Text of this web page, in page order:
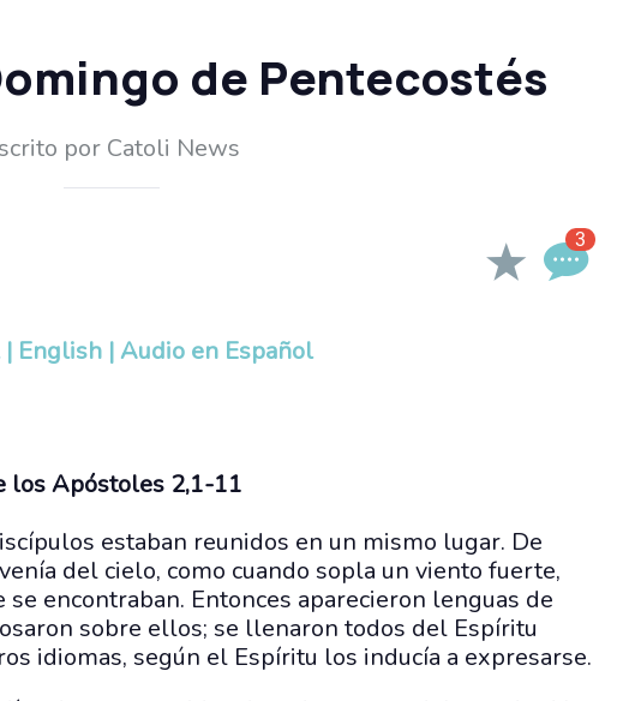
de Pentecostés
por Catoli News
3
| English | Audio en Español
los Apóstoles 2,1-11
estaban reunidos en un mismo lugar. De
del cielo, como cuando sopla un viento fuerte,
encontraban. Entonces aparecieron lenguas de
sobre ellos; se llenaron todos del Espíritu
idiomas, según el Espíritu los inducía a expresarse.